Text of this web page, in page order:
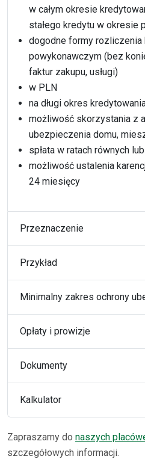
w całym okresie
stałego kredytu w okresie
dogodne formy rozliczenia
powykonawczym (bez
faktur zakupu, usługi)
w PLN
na długi okres
możliwość skorzystania z
ubezpieczenia domu,
spłata w ratach równych
możliwość ustalenia
24 miesięcy
Przeznaczenie
Przykład
Minimalny zakres ochrony
Opłaty i prowizje
Dokumenty
Kalkulator
Zapraszamy do naszych
szczegółowych informacji.